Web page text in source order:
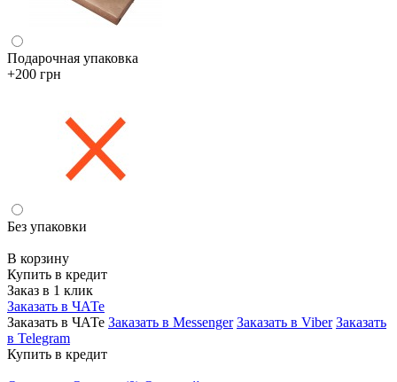
Подарочная упаковка
+200 грн
Без упаковки
В корзину
Купить в кредит
Заказ в 1 клик
Заказать в ЧАТе
Заказать в ЧАТе Заказать в Messenger Заказать в Viber Заказать
в Telegram
Купить в кредит